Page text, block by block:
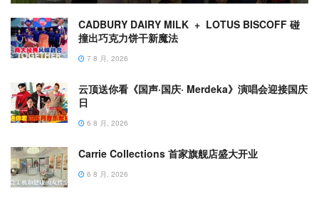
CADBURY DAIRY MILK + LOTUS BISCOFF 碰
撞出巧克力饼干新魔法
7 8 月, 2026
云顶送你看《国声·国庆· Merdeka》演唱会迎接国庆
日
6 8 月, 2026
Carrie Collections 首家旗舰店盛大开业
6 8 月, 2026